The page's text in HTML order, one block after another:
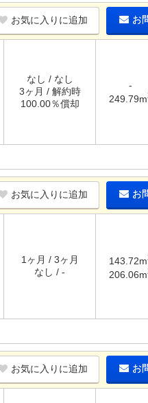
お気に入りに追加 お
なし / なし
3ヶ月 / 解約時
100.00％償却
-
249.79m
お気に入りに追加 お
1ヶ月 / 3ヶ月
なし / -
143.72m
206.06m
お気に入りに追加 お